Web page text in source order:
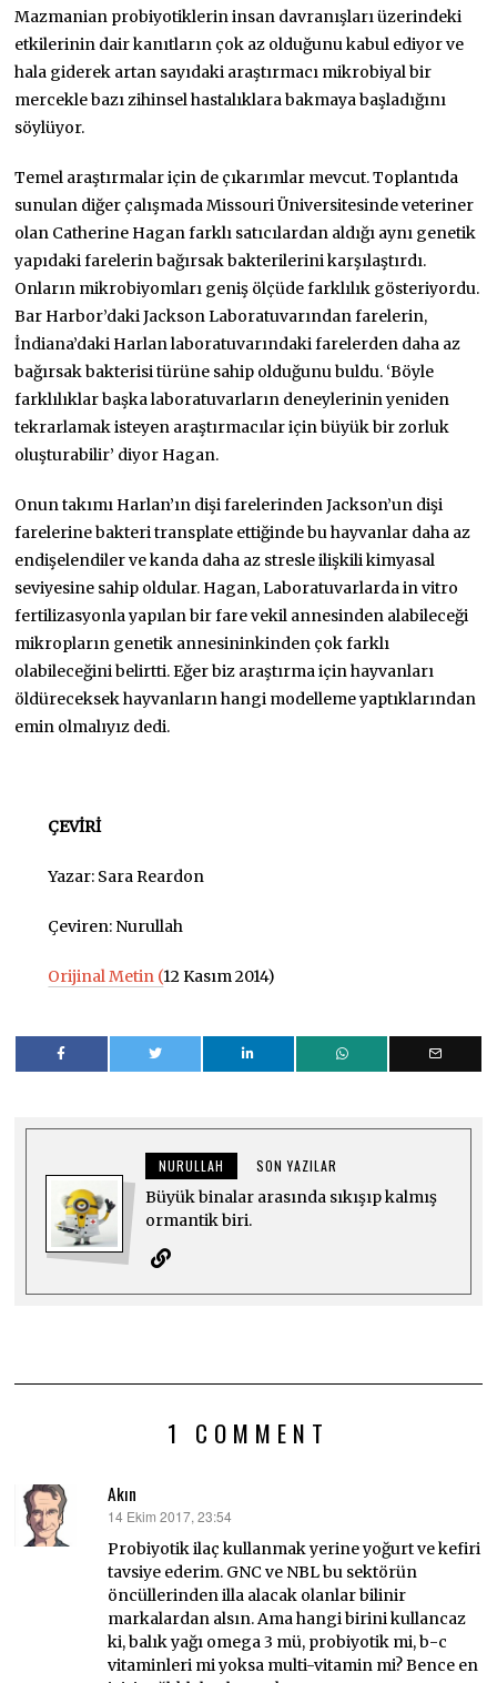
Mazmanian probiyotiklerin insan davranışları üzerindeki
etkilerinin dair kanıtların çok az olduğunu kabul ediyor ve
hala giderek artan sayıdaki araştırmacı mikrobiyal bir
mercekle bazı zihinsel hastalıklara bakmaya başladığını
söylüyor.
Temel araştırmalar için de çıkarımlar mevcut. Toplantıda
sunulan diğer çalışmada Missouri Üniversitesinde veteriner
olan Catherine Hagan farklı satıcılardan aldığı aynı genetik
yapıdaki farelerin bağırsak bakterilerini karşılaştırdı.
Onların mikrobiyomları geniş ölçüde farklılık gösteriyordu.
Bar Harbor’daki Jackson Laboratuvarından farelerin,
İndiana’daki Harlan laboratuvarındaki farelerden daha az
bağırsak bakterisi türüne sahip olduğunu buldu. ‘Böyle
farklılıklar başka laboratuvarların deneylerinin yeniden
tekrarlamak isteyen araştırmacılar için büyük bir zorluk
oluşturabilir’ diyor Hagan.
Onun takımı Harlan’ın dişi farelerinden Jackson’un dişi
farelerine bakteri transplate ettiğinde bu hayvanlar daha az
endişelendiler ve kanda daha az stresle ilişkili kimyasal
seviyesine sahip oldular. Hagan, Laboratuvarlarda in vitro
fertilizasyonla yapılan bir fare vekil annesinden alabileceği
mikropların genetik annesininkinden çok farklı
olabileceğini belirtti. Eğer biz araştırma için hayvanları
öldüreceksek hayvanların hangi modelleme yaptıklarından
emin olmalıyız dedi.
ÇEVİRİ
Yazar: Sara Reardon
Çeviren: Nurullah
Orijinal Metin (12 Kasım 2014)
NURULLAH SON YAZILAR
Büyük binalar arasında sıkışıp kalmış
ormantik biri.
1 COMMENT
Akın
dedi
ki:
14 Ekim 2017, 23:54
Probiyotik ilaç kullanmak yerine yoğurt ve kefiri
tavsiye ederim. GNC ve NBL bu sektörün
öncüllerinden illa alacak olanlar bilinir
markalardan alsın. Ama hangi birini kullancaz
ki, balık yağı omega 3 mü, probiyotik mi, b-c
vitaminleri mi yoksa multi-vitamin mi? Bence en